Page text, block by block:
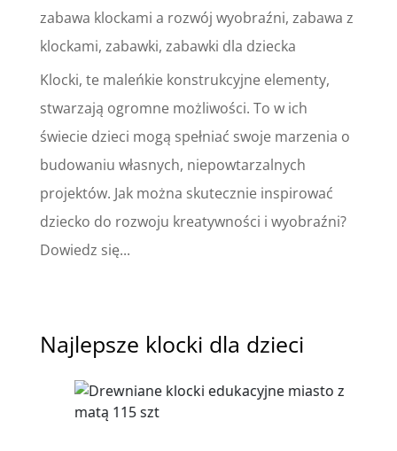
zabawa klockami a rozwój wyobraźni, zabawa z
klockami, zabawki, zabawki dla dziecka
Klocki, te maleńkie konstrukcyjne elementy,
stwarzają ogromne możliwości. To w ich
świecie dzieci mogą spełniać swoje marzenia o
budowaniu własnych, niepowtarzalnych
projektów. Jak można skutecznie inspirować
dziecko do rozwoju kreatywności i wyobraźni?
Dowiedz się...
Najlepsze klocki dla dzieci